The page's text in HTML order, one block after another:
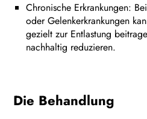
Chronische Erkrankungen:
oder Gelenkerkrankungen
gezielt zur Entlastung
nachhaltig reduzieren.
Die Behandlung